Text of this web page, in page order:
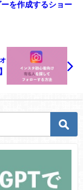
を作成するショー